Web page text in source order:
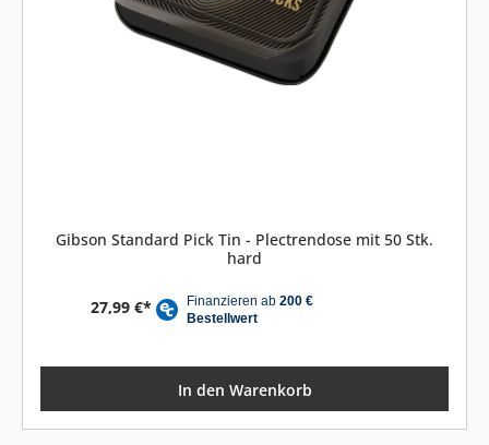
Gibson Standard Pick Tin - Plectrendose mit 50 Stk.
hard
27,99 €*
In den Warenkorb